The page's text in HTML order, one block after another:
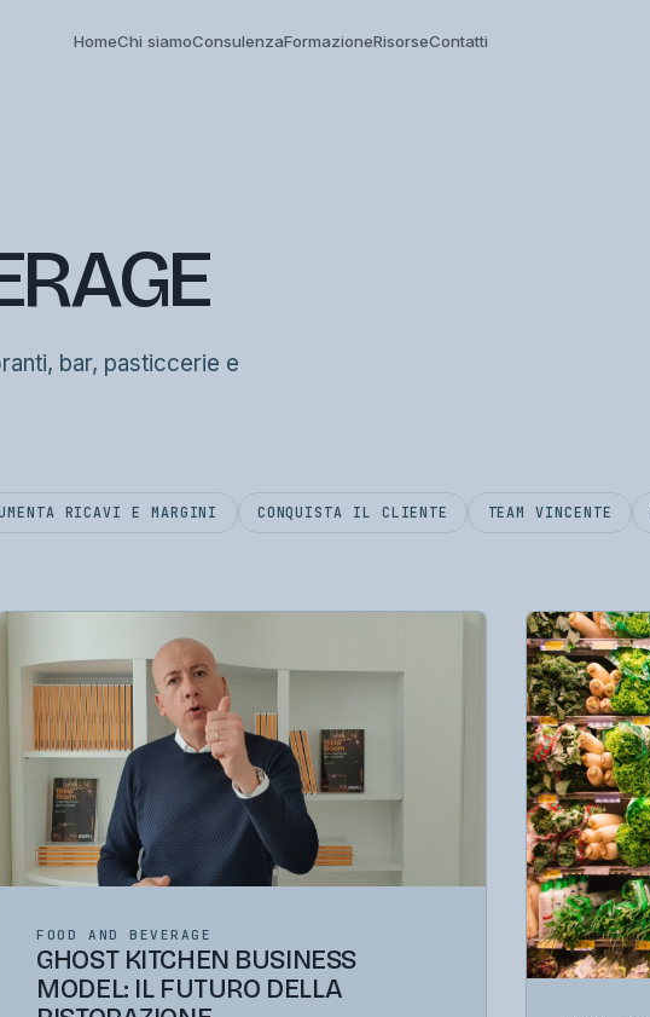
HomeChi siamoConsulenzaFormazioneRisorseContatti
bar, pasticcerie e
RICAVI E MARGINI CONQUISTA IL CLIENTE TEAM VINCENTE
FOOD AND BEVERAGE
GHOST KITCHEN BUSINESS
MODEL: IL FUTURO DELLA